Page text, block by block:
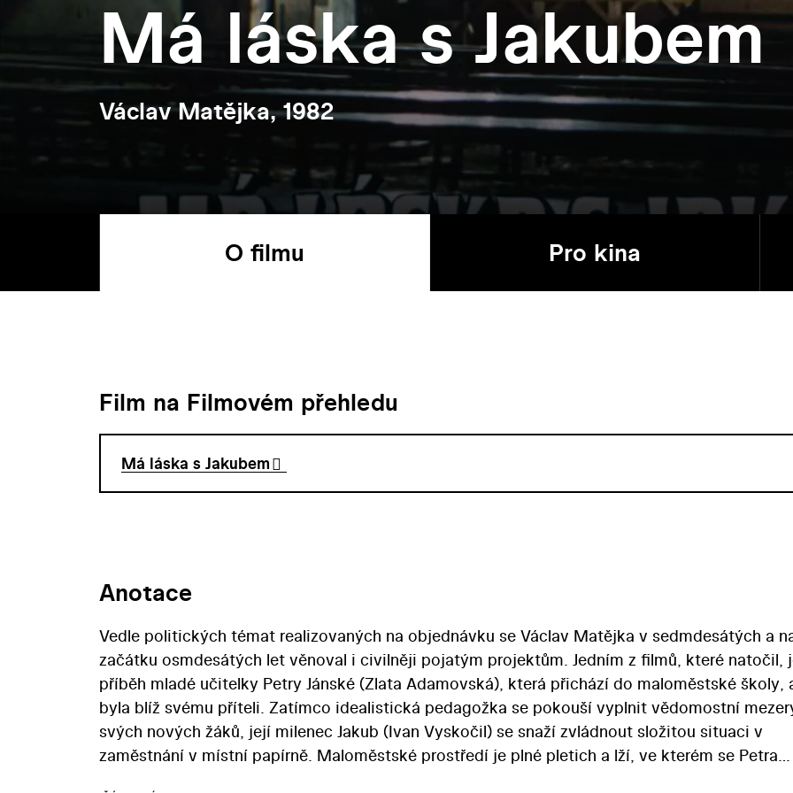
Má láska s Jakubem
Václav Matějka, 1982
O filmu Pro kina
Film na Filmovém přehledu
Má láska s Jakubem
Anotace
Vedle politických témat realizovaných na objednávku se Václav Matějka v sedmdesátých a
začátku osmdesátých let věnoval i civilněji pojatým projektům. Jedním z filmů, které natočil,
příběh mladé učitelky Petry Jánské (Zlata Adamovská), která přichází do maloměstské školy,
byla blíž svému příteli. Zatímco idealistická pedagožka se pokouší vyplnit vědomostní
svých nových žáků, její milenec Jakub (Ivan Vyskočil) se snaží zvládnout složitou situaci v
zaměstnání v místní papírně. Maloměstské prostředí je plné pletich a lží, ve kterém se Petra